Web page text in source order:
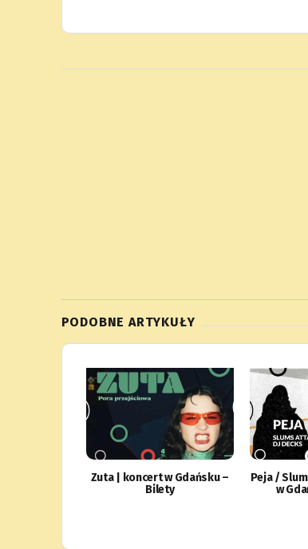
PODOBNE ARTYKUŁY
Zuta | koncert w Gdańsku –
Bilety
Peja /
w